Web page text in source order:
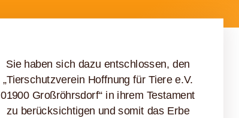
Sie haben sich dazu entschlossen, den
„Tierschutzverein Hoffnung für Tiere e.V.
01900 Großröhrsdorf“ in ihrem Testament
zu berücksichtigen und somit das Erbe